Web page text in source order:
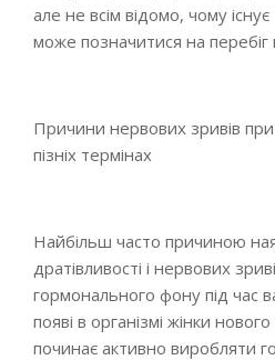
але не всім відомо, чому
може позначитися на перебіг
Причини нервових зривів при
пізніх термінах
Найбільш часто причиною
дратівливості і нервових
гормонального фону під час
появі в організмі жінки
починає активно виробляти